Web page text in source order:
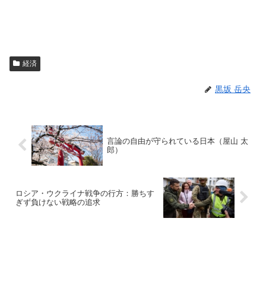
経済
黒坂 岳央
言論の自由が守られている日本（屋山 太
郎）
ロシア・ウクライナ戦争の行方：勝ちす
ぎず負けない戦略の追求